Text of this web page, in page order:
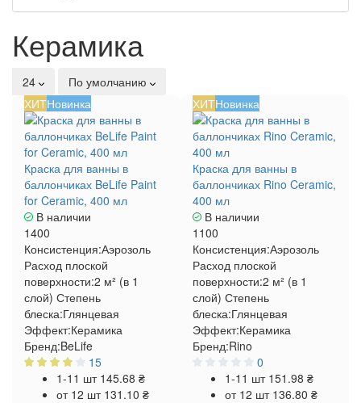
Керамика
24
По умолчанию
ХИТНовинка
Краска для ванны в
баллончиках BeLife Paint
for Ceramic, 400 мл
В наличии
1400
Консистенция:Аэрозоль
Расход плоской
поверхности:2 м² (в 1
слой) Степень
блеска:Глянцевая
Эффект:Керамика
Бренд:BeLife
15
1-11 шт 145.68 ₴
от 12 шт 131.10 ₴
ХИТНовинка
Краска для ванны в
баллончиках Rino Ceramic,
400 мл
В наличии
1100
Консистенция:Аэрозоль
Расход плоской
поверхности:2 м² (в 1
слой) Степень
блеска:Глянцевая
Эффект:Керамика
Бренд:Rino
0
1-11 шт 151.98 ₴
от 12 шт 136.80 ₴